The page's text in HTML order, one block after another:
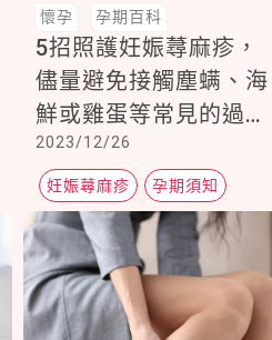
懷孕 孕期百科
5招照護妊娠蕁麻疹，
儘量避免接觸塵螨、海
鮮或雞蛋等常見的過敏
原
2023/12/26
妊娠蕁麻疹 孕期須知